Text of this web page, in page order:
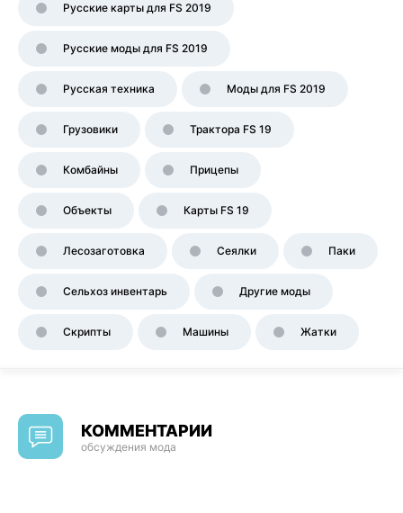
Русские карты для FS 2019
Русские моды для FS 2019
Русская техника Моды для FS 2019
Грузовики Трактора FS 19
Комбайны Прицепы
Объекты Карты FS 19
Лесозаготовка Сеялки Паки
Сельхоз инвентарь Другие моды
Скрипты Машины Жатки
КОММЕНТАРИИ
обсуждения мода